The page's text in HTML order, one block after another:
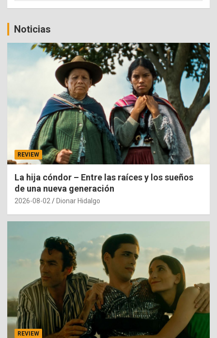
Noticias
REVIEW
La hija cóndor – Entre las raíces y los sueños
de una nueva generación
2026-08-02 Dionar Hidalgo
REVIEW